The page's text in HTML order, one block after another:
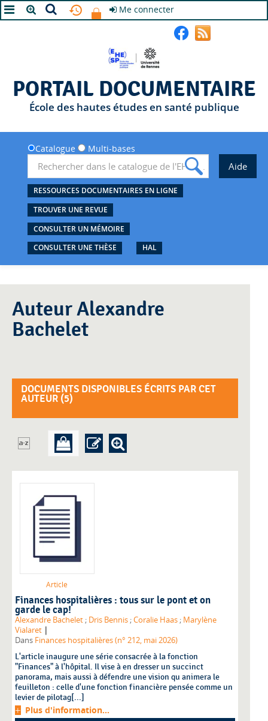
Me connecter
PORTAIL DOCUMENTAIRE
École des hautes études en santé publique
Catalogue Multi-bases
RESSOURCES DOCUMENTAIRES EN LIGNE
TROUVER UNE REVUE
CONSULTER UN MÉMOIRE
CONSULTER UNE THÈSE
HAL
Auteur Alexandre
Bachelet
DOCUMENTS DISPONIBLES ÉCRITS PAR CET
AUTEUR (5)
Article
Finances hospitalières : tous sur le pont et on
garde le cap!
Alexandre Bachelet ; Dris Bennis ;Coralie Haas ; Marylène
Vialaret |
Dans Finances hospitalières (n° 212, mai 2026)
L'article inaugure une série consacrée à la fonction
"Finances" à l'hôpital. Il vise à en dresser un succinct
panorama, mais aussi à défendre une vision qu animera le
feuilleton : celle d'une fonction financière pensée comme un
levier de pilotag[...]
Plus d'information...